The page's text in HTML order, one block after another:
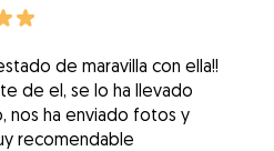
de maravilla con ella!!
de el, se lo ha llevado
nos ha enviado fotos y
recomendable